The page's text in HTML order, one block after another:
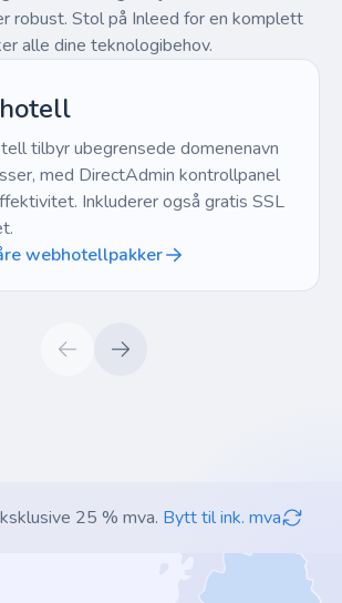
robust. Stol på Inleed for en komplett
alle dine teknologibehov.
tilbyr ubegrensede domenenavn
med DirectAdmin kontrollpanel
Inkluderer også gratis SSL
webhotellpakker
25 % mva. Bytt til ink. mva